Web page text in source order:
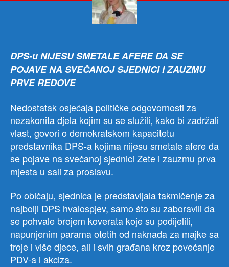
DPS-u NIJESU SMETALE AFERE DA SE
POJAVE NA SVEČANOJ SJEDNICI I ZAUZMU
PRVE REDOVE
Nedostatak osjećaja političke odgovornosti za
nezakonita djela kojim su se služili, kako bi zadržali
vlast, govori o demokratskom kapacitetu
predstavnika DPS-a kojima nijesu smetale afere da
se pojave na svečanoj sjednici Zete i zauzmu prva
mjesta u sali za proslavu.
Po običaju, sjednica je predstavljala takmičenje za
najbolji DPS hvalospjev, samo što su zaboravili da
se pohvale brojem koverata koje su podijelili,
napunjenim parama otetih od naknada za majke sa
troje i više djece, ali i svih građana kroz povećanje
PDV-a i akciza.